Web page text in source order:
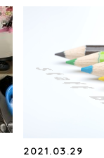
2021.03.29